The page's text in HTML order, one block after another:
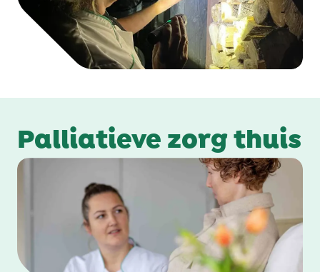
Palliatieve zorg thuis